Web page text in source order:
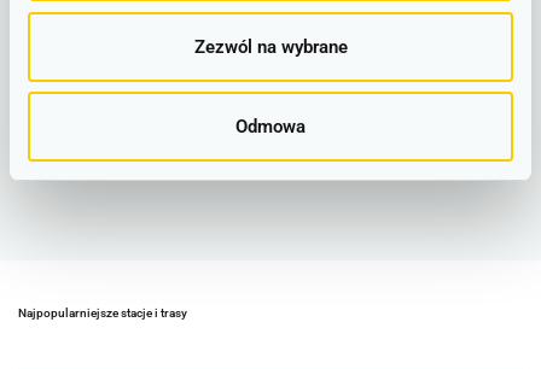
Zezwól na wybrane
Odmowa
Najpopularniejsze stacje i trasy